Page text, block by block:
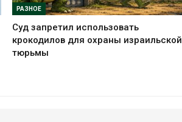
РАЗНОЕ
Суд запретил использовать
крокодилов для охраны израильской
тюрьмы